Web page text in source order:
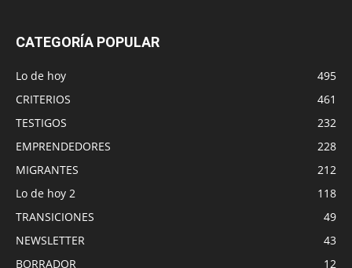
CATEGORÍA POPULAR
Lo de hoy
495
CRITERIOS
461
TESTIGOS
232
EMPRENDEDORES
228
MIGRANTES
212
Lo de hoy 2
118
TRANSICIONES
49
NEWSLETTER
43
BORRADOR
12